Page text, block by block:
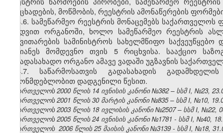
განცხადების, მოწმობის, რეესტრის ამონაწერების
4.6. სამეწარმეო რეესტრის მონაცემებს საქართველოს
ბეჭდვით ორგანოში, ხოლო სამეწარმეო რეესტრის
განვითარების სამინისტროს სახელმწიფო
უგვიანეს მომდევნო თვის 5 რიცხვისა. სააქციო
საგადასახადო ორგანო ამავე ვადაში უგზავნის
4.7. საწარმოსათვის გადასახადის
კანონმდებლობით დადგენილი წესით.
საქართველოს 2000 წლის 14 ივნისის კანონი №382 – სსმ I, №23,
საქართველოს 2001 წლის 30 მარტის კანონი №835 – სსმ I, №10,
საქართველოს 2003 წლის 18 ივლისის კანონი №2507 – სსმ I, №22,
საქართველოს 2005 წლის 24 ივნისის კანონი №1781 - სსმ I, №40,
საქართველოს 2006 წლის 25 მაისის კანონი №3139 - სსმ I, №18,